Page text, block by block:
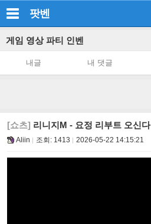
팟벤
게임 영상 파티 인벤
내글 내 댓글
[쇼츠] 리니지M - 요정 리부트 오신다
Aliin 조회: 1413 2026-05-22 14:15:21